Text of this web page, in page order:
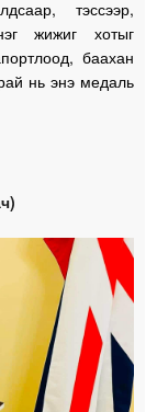
тэссээр,
жижиг хотыг
баахан
нь энэ медаль